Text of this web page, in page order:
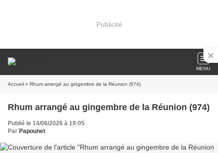
Publicité
MENU
Accueil » Rhum arrangé au gingembre de la Réunion (974)
Rhum arrangé au gingembre de la Réunion (974)
Publié le 14/06/2026 à 19:05
Par Papounet